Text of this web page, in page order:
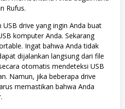
Rufus.
drive yang ingin Anda buat
komputer Anda. Sekarang
Ingat bahwa Anda tidak
dijalankan langsung dari file
otomatis mendeteksi USB
Namun, jika beberapa drive
memastikan bahwa Anda